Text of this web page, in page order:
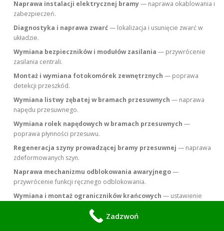
Naprawa instalacji elektrycznej bramy— naprawa okablowania i
zabezpieczeń.
Diagnostyka i naprawa zwarć— lokalizacja i usunięcie zwarć w
układzie.
Wymiana bezpieczników i modułów zasilania — przywrócenie
zasilania centrali.
Montaż i wymiana fotokomórek zewnętrznych — poprawa
detekcji przeszkód.
Wymiana listwy zębatej w bramach przesuwnych — naprawa
napędu przesuwnego.
Wymiana rolek napędowych w bramach przesuwnych —
poprawa płynności przesuwu.
Regeneracja szyny prowadzącej bramy przesuwnej — naprawa
zdeformowanych szyn.
Naprawa mechanizmu odblokowania awaryjnego—
przywrócenie funkcji ręcznego odblokowania.
Wymiana i montaż ograniczników krańcowych — ustawienie
— dostosowanie siły do masy bramy i
Zadzwoń